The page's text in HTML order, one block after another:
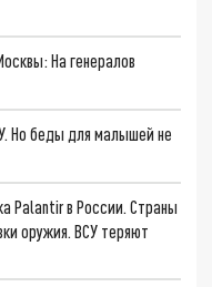
На генералов
Но беды для малышей не
Palantir в России. Страны
оружия. ВСУ теряют